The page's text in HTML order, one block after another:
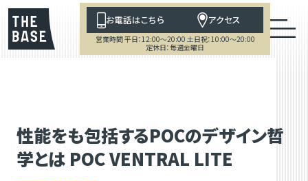
お電話はこちら アクセス
営業時間 平日：12:00～20:00 土日祝：10:00～20:00
定休日：毎週金曜日
性能をも包括するPOCのデザイン哲
学とは POC VENTRAL LITE